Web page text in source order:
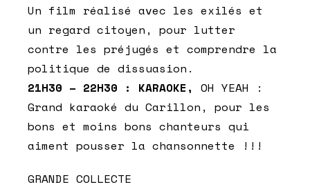
Un film réalisé avec les exilés et
un regard citoyen, pour lutter
contre les préjugés et comprendre la
politique de dissuasion.
21H30 – 22H30 : KARAOKE, OH YEAH :
Grand karaoké du Carillon, pour les
bons et moins bons chanteurs qui
aiment pousser la chansonnette !!!
GRANDE COLLECTE